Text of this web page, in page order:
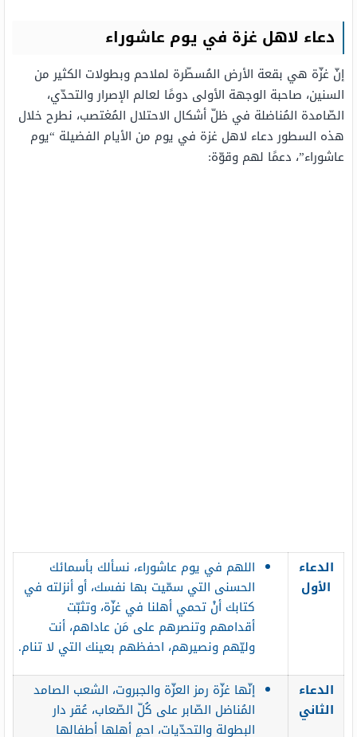
دعاء لاهل غزة في يوم عاشوراء
إنّ غزّة هي بقعة الأرض المُسطّرة لملاحم وبطولات الكثير من
السنين، صاحبة الوجهة الأولى دومًا لعالم الإصرار والتحدّي،
الصّامدة المُناضلة في ظلّ أشكال الاحتلال المُغتصب، نطرح خلال
هذه السطور دعاء لاهل غزة في يوم من الأيام الفضيلة “يوم
عاشوراء”، دعمًا لهم وقوّة:
الدعاء
الأول
اللهم في يوم عاشوراء، نسألك بأسمائك
الحسنى التي سمّيت بها نفسك، أو أنزلته في
كتابك أنْ تحمي أهلنا في غزّة، وتثبّت
أقدامهم وتنصرهم على مَن عاداهم، أنت
وليّهم ونصيرهم، احفظهم بعينك التي لا تنام.
الدعاء
الثاني
إنّها غزّة رمز العزّة والجبروت، الشعب الصامد
المُناضل الصّابر على كُلّ الصّعاب، عُقر دار
البطولة والتحدّيات، احمِ أهلها أطفالها